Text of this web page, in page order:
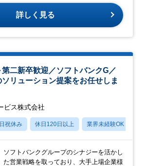
詳しく見る
第二新卒歓迎／ソフトバンクG／
リューション提案をお任せしま
ビス株式会社
祝休み 休日120日以上 業界未経験OK
ソフトバンクグループのシナジーを活かし
た営業戦略を取っており、大手上場企業様